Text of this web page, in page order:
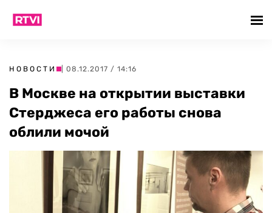
НОВОСТИ | 08.12.2017 / 14:16
В Москве на открытии выставки
Стерджеса его работы снова
облили мочой